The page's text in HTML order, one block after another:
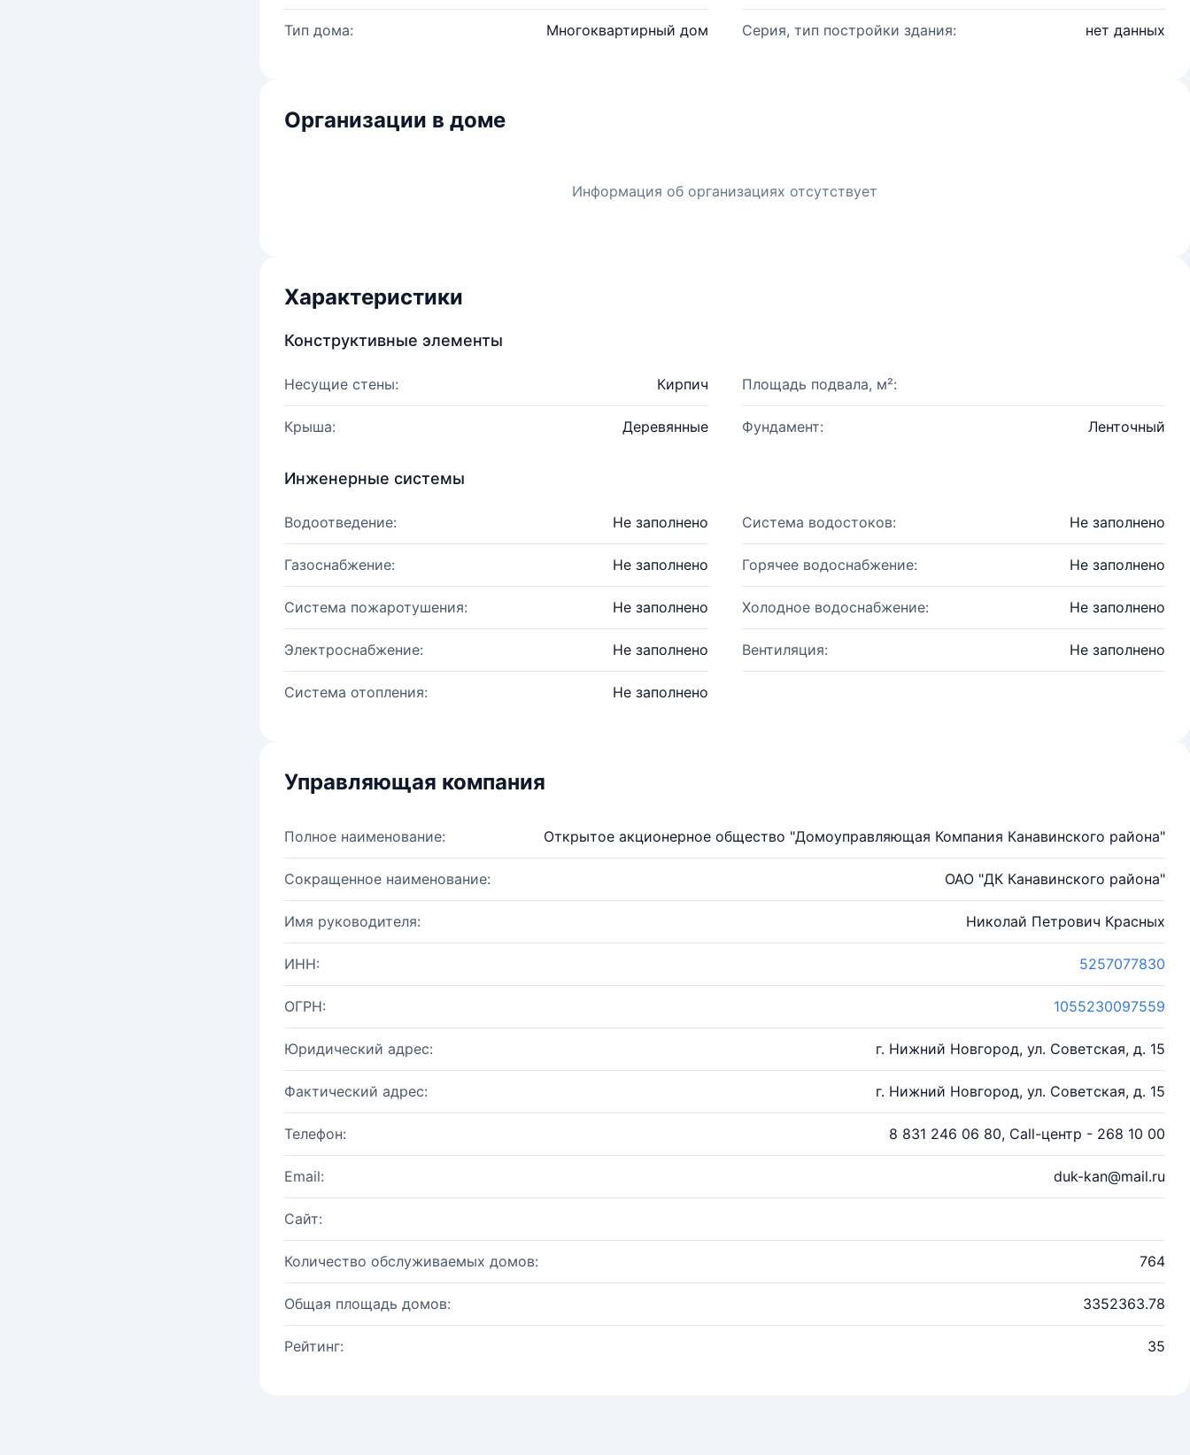
Тип дома: Многоквартирный дом Серия, тип постройки здания: нет данных
Организации в доме
Информация об организациях отсутствует
Характеристики
Конструктивные элементы
Несущие стены: Кирпич Площадь подвала, м²:
Крыша: Деревянные Фундамент: Ленточный
Инженерные системы
Водоотведение: Не заполнено Система водостоков: Не заполнено
Газоснабжение: Не заполнено Горячее водоснабжение: Не заполнено
Система пожаротушения: Не заполнено Холодное водоснабжение: Не заполнено
Электроснабжение: Не заполнено Вентиляция: Не заполнено
Система отопления: Не заполнено
Управляющая компания
Полное наименование: Открытое акционерное общество "Домоуправляющая Компания Канавинского района"
Сокращенное наименование: ОАО "ДК Канавинского района"
Имя руководителя: Николай Петрович Красных
ИНН: 5257077830
ОГРН: 1055230097559
Юридический адрес: г. Нижний Новгород, ул. Советская, д. 15
Фактический адрес: г. Нижний Новгород, ул. Советская, д. 15
Телефон: 8 831 246 06 80, Call-центр - 268 10 00
Email: duk-kan@mail.ru
Сайт:
Количество обслуживаемых домов: 764
Общая площадь домов: 3352363.78
Рейтинг: 35